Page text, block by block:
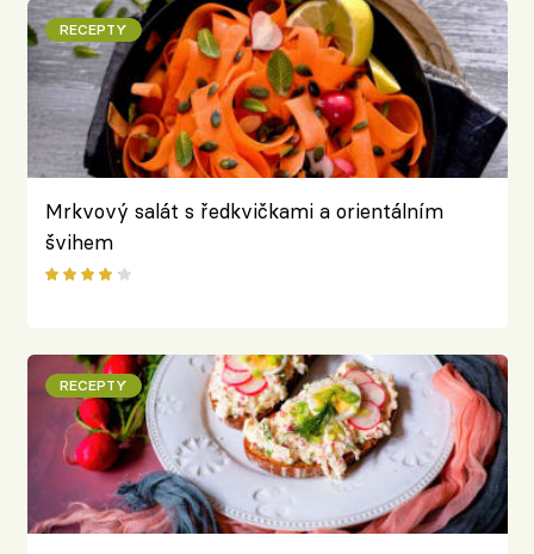
RECEPTY
Mrkvový salát s ředkvičkami a orientálním
švihem
RECEPTY